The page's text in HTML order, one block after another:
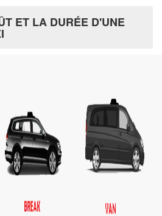
ET LA DURÉE D'UNE